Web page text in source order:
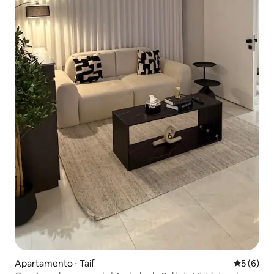
Apartamento ⋅ Taif 5 de
5 (6)